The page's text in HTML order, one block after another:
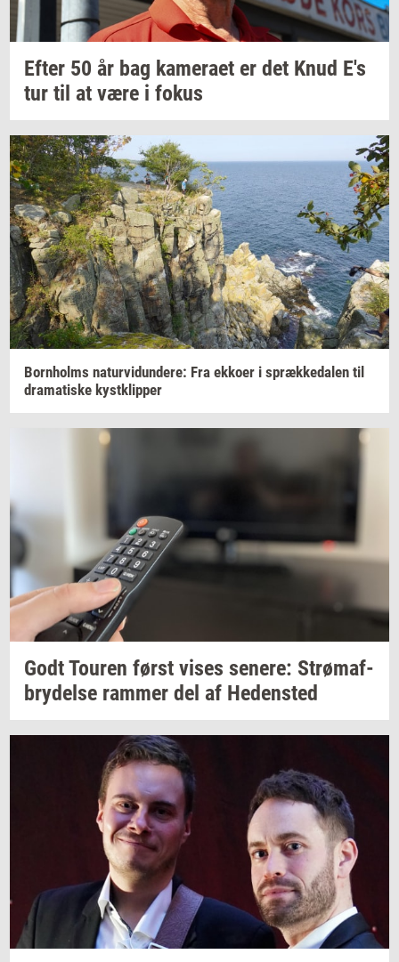
Efter 50 år bag ka­me­ra­et er det Knud E's
tur til at være i fokus
Born­holms na­tur­vi­dun­de­re: Fra ek­ko­er i spræk­ke­da­len til
dra­ma­ti­ske kyst­klip­per
GodtTou­ren først vises se­ne­re: Strø­maf­
bry­del­se ram­mer del af He­den­sted